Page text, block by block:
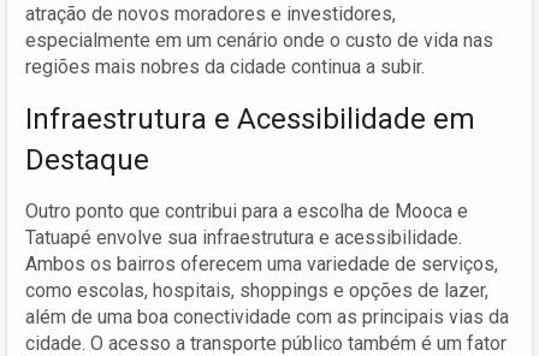
atração de novos moradores e investidores,
especialmente em um cenário onde o custo de vida nas
regiões mais nobres da cidade continua a subir.
Infraestrutura e Acessibilidade em
Destaque
Outro ponto que contribui para a escolha de Mooca e
Tatuapé envolve sua infraestrutura e acessibilidade.
Ambos os bairros oferecem uma variedade de serviços,
como escolas, hospitais, shoppings e opções de lazer,
além de uma boa conectividade com as principais vias da
cidade. O acesso a transporte público também é um fator